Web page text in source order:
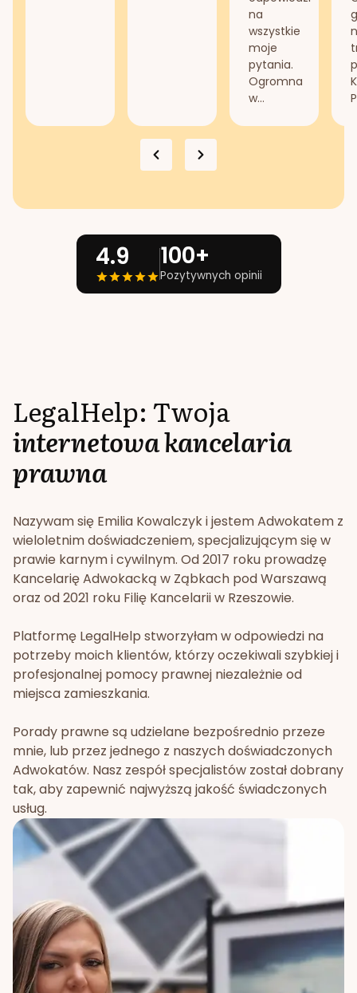
na
wszystkie
moje
pytania.
Ogromna
w...
4.9 100+
Pozytywnych opinii
LegalHelp: Twoja
internetowa kancelaria
prawna
Nazywam się Emilia Kowalczyk i jestem Adwokatem z
wieloletnim doświadczeniem, specjalizującym się w
prawie karnym i cywilnym. Od 2017 roku prowadzę
Kancelarię Adwokacką w Ząbkach pod Warszawą
oraz od 2021 roku Filię Kancelarii w Rzeszowie.
Platformę LegalHelp stworzyłam w odpowiedzi na
potrzeby moich klientów, którzy oczekiwali szybkiej i
profesjonalnej pomocy prawnej niezależnie od
miejsca zamieszkania.
Porady prawne są udzielane bezpośrednio przeze
mnie, lub przez jednego z naszych doświadczonych
Adwokatów. Nasz zespół specjalistów został dobrany
tak, aby zapewnić najwyższą jakość świadczonych
usług.